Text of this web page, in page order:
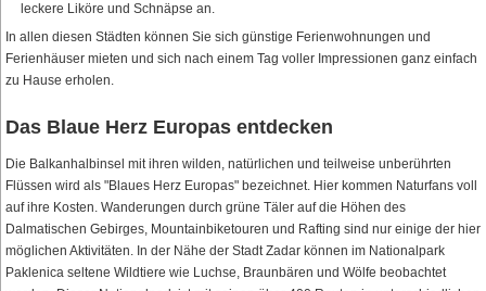
leckere Liköre und Schnäpse an.
In allen diesen Städten können Sie sich günstige Ferienwohnungen und
Ferienhäuser mieten und sich nach einem Tag voller Impressionen ganz einfach
zu Hause erholen.
Das Blaue Herz Europas entdecken
Die Balkanhalbinsel mit ihren wilden, natürlichen und teilweise unberührten
Flüssen wird als "Blaues Herz Europas" bezeichnet. Hier kommen Naturfans voll
auf ihre Kosten. Wanderungen durch grüne Täler auf die Höhen des
Dalmatischen Gebirges, Mountainbiketouren und Rafting sind nur einige der hier
möglichen Aktivitäten. In der Nähe der Stadt Zadar können im Nationalpark
Paklenica seltene Wildtiere wie Luchse, Braunbären und Wölfe beobachtet